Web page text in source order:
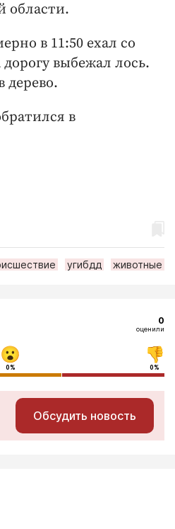
области.
в 11:50 ехал со
выбежал лось.
дерево.
в
угибдд животные
0
оценили
0% 0%
Обсудить новость